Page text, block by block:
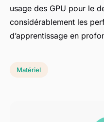
usage des GPU pour le
considérablement les
d’apprentissage en
Matériel